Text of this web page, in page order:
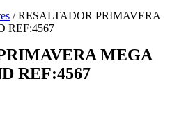
/ RESALTADOR PRIMAVERA
REF:4567
MEGA
REF:4567